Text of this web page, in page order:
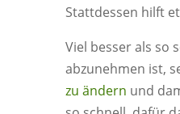
Stattdessen hilft
Viel besser als so
abzunehmen ist,
zu ändern und